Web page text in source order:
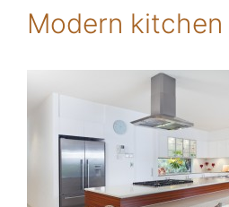
Modern kitchen